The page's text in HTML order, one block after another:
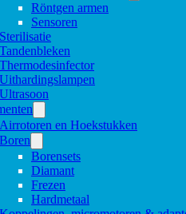
Röntgen armen
Sensoren
Sterilisatie
Tandenbleken
Thermodesinfector
Uithardingslampen
Ultrasoon
Airrotoren en Hoekstukken
Boren
Borensets
Diamant
Frezen
Hardmetaal